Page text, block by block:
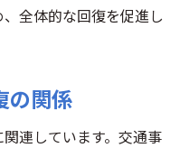
全体的な回復を促進し
の関係
連しています。交通事